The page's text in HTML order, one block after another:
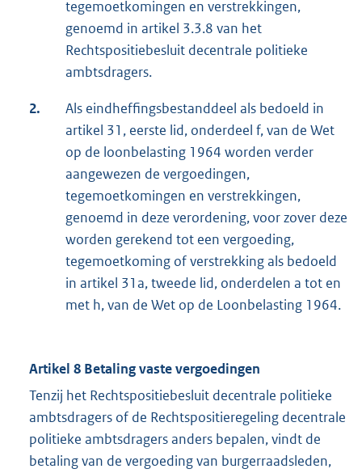
tegemoetkomingen en verstrekkingen,
genoemd in artikel 3.3.8 van het
Rechtspositiebesluit decentrale politieke
ambtsdragers.
2.
Als eindheffingsbestanddeel als bedoeld in
artikel 31, eerste lid, onderdeel f, van de Wet
op de loonbelasting 1964 worden verder
aangewezen de vergoedingen,
tegemoetkomingen en verstrekkingen,
genoemd in deze verordening, voor zover deze
worden gerekend tot een vergoeding,
tegemoetkoming of verstrekking als bedoeld
in artikel 31a, tweede lid, onderdelen a tot en
met h, van de Wet op de Loonbelasting 1964.
Artikel 8 Betaling vaste vergoedingen
Tenzij het Rechtspositiebesluit decentrale politieke
ambtsdragers of de Rechtspositieregeling decentrale
politieke ambtsdragers anders bepalen, vindt de
betaling van de vergoeding van burgerraadsleden,